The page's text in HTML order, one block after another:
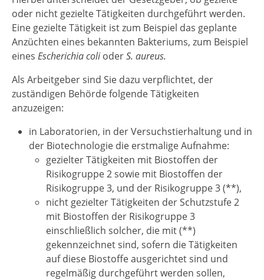
oder nicht gezielte Tätigkeiten durchgeführt werden.
Eine gezielte Tätigkeit ist zum Beispiel das geplante
Anzüchten eines bekannten Bakteriums, zum Beispiel
eines Escherichia colioderS. aureus.
Als Arbeitgeber sind Sie dazu verpflichtet, der
zuständigen Behörde folgende Tätigkeiten
anzuzeigen:
in Laboratorien, in der Versuchstierhaltung und in
der Biotechnologie die erstmalige Aufnahme:
gezielter Tätigkeiten mit Biostoffen der
Risikogruppe 2 sowie mit Biostoffen der
Risikogruppe 3, und der Risikogruppe 3 (**),
nicht gezielter Tätigkeiten der Schutzstufe 2
mit Biostoffen der Risikogruppe 3
einschließlich solcher, die mit (**)
gekennzeichnet sind, sofern die Tätigkeiten
auf diese Biostoffe ausgerichtet sind und
regelmäßig durchgeführt werden sollen,